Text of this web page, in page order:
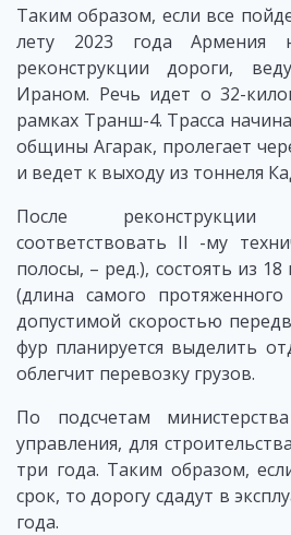
Таким образом, если все
лету 2023 года Армения
реконструкции дороги,
Ираном. Речь идет о 32-
рамках Транш-4. Трасса
общины Агарак, пролегает
и ведет к выходу из тоннеля
После
соответствовать II -му
полосы, – ред.), состоять из
(длина самого
допустимой скоростью
фур планируется выделить
облегчит перевозку грузов.
По подсчетам
управления, для
три года. Таким образом,
срок, то дорогу сдадут в
года.